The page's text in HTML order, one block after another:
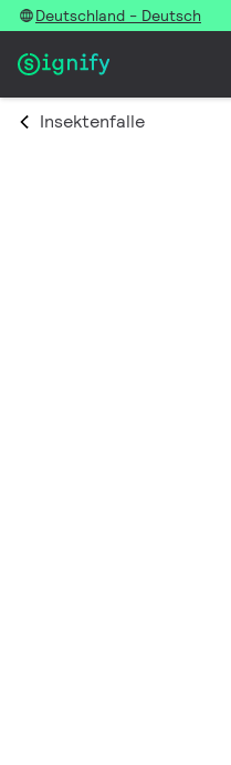
Deutschland - Deutsch
Insektenfalle